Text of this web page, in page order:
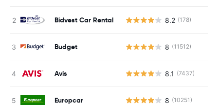
Bidvest Car Rental 8.2 (178)
Budget 8 (11512)
Avis 8.1 (7437)
Europcar 8 (10251)